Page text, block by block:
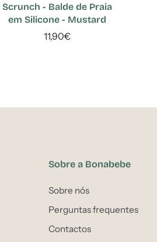
Scrunch - Balde de Praia
em Silicone - Mustard
11,90€
Sobre a Bonabebe
Sobre nós
Perguntas frequentes
Contactos